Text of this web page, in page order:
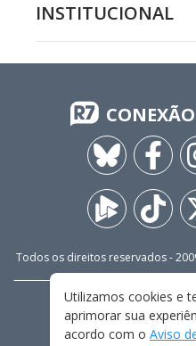
INSTITUCIONAL
Todos os direitos reservados -
FALE
TERMOS E
Utilizamos cookies e
aprimorar sua
acordo com o Aviso